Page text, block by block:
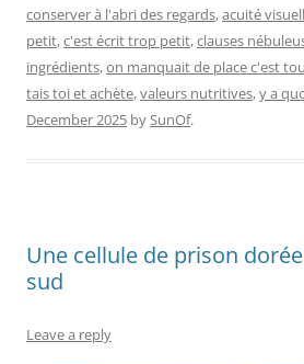
conserver à l'abri des regards,acuité
petit,c'est écrit trop petit,clauses
ingrédients,on manquait de place c'est
tais toi et achète,valeurs nutritives,y a
December 2025 bySunOf.
Une cellule de prison
sud
Leave a reply